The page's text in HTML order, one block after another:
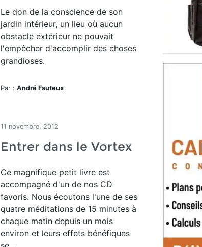
Le don de la conscience de son
jardin intérieur, un lieu où aucun
obstacle extérieur ne pouvait
l'empêcher d'accomplir des choses
grandioses.
Par : André Fauteux
11 novembre, 2012
Entrer dans le Vortex
Ce magnifique petit livre est
accompagné d'un de nos CD
favoris. Nous écoutons l'une de ses
quatre méditations de 15 minutes à
chaque matin depuis un mois
environ et leurs effets bénéfiques